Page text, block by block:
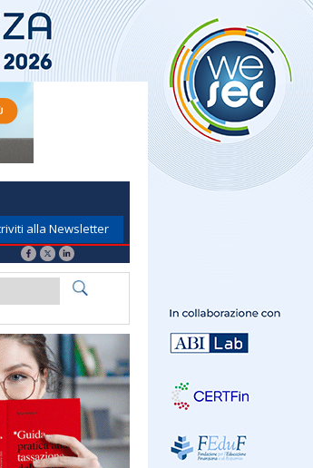
alla Newsletter